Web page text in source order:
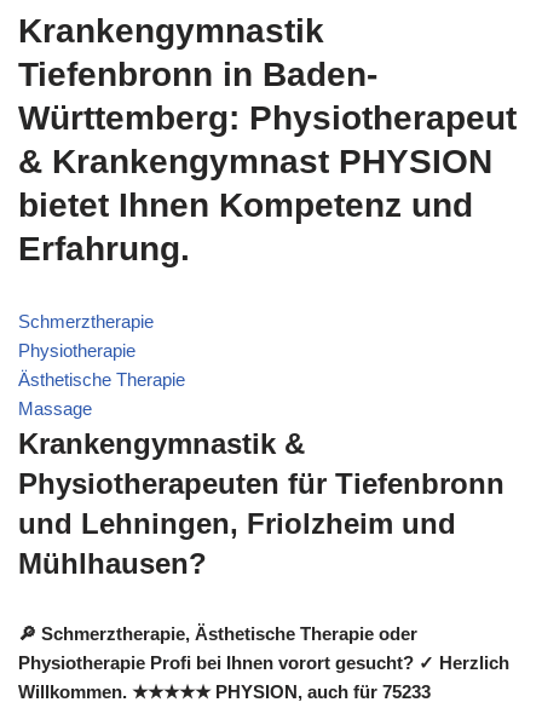
Krankengymnastik
Tiefenbronn in Baden-
Württemberg: Physiotherapeut
& Krankengymnast PHYSION
bietet Ihnen Kompetenz und
Erfahrung.
Schmerztherapie
Physiotherapie
Ästhetische Therapie
Massage
Krankengymnastik &
Physiotherapeuten für Tiefenbronn
und Lehningen, Friolzheim und
Mühlhausen?
🔎 Schmerztherapie, Ästhetische Therapie oder
Physiotherapie Profi bei Ihnen vorort gesucht? ✓ Herzlich
Willkommen. ★★★★★ PHYSION, auch für 75233